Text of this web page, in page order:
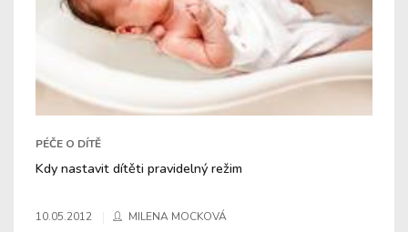
PÉČE O DÍTĚ
Kdy nastavit dítěti pravidelný režim
10.05.2012 MILENA MOCKOVÁ